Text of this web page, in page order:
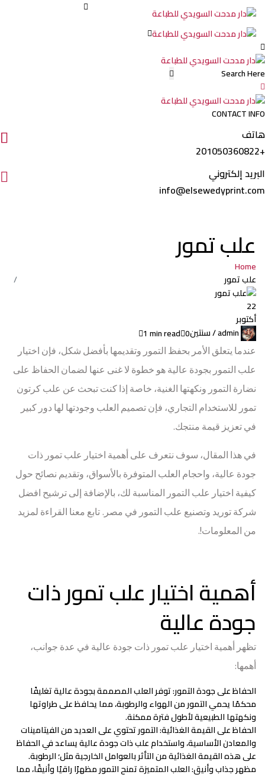
علب
تمور:
كيف
تختار
المناسب
لمشروعك
التجاري؟
CONTACT INFO
هاتف
+201050360822
البريد إلكتروني
info@elsewedyprint.com
علب تمور
Home
علب تمور
22
أكتوبر
سنتين0
1 min read
عندما يتعلق الأمر بحفظ التمور وتقديمها بأفضل شكل، فإن اختيار
علب التمور بجودة عالية هو خطوة لا غنى عنها لضمان الحفاظ على
نضارة التمور ونكهتها الغنية، خاصة إذا كنت تبحث عن علب كرتون
تمور للاستخدام التجاري، فإن تصميم العلب وجودتها لها دور كبير
في تعزيز قيمة منتجك.
في هذا المقال، سوف نتعرف على أهمية اختيار علب تمور ذات
جودة عالية، واحجام العلب المتوفرة بالأسواق، وتقديم نصائح حول
كيفية اختيار علب التمور المناسبة لك، بالإضافة إلى ترشيح افضل
شركة توريد وتصنيع علب التمور في مصر. تابع معنا القراءة لمزيد
من المعلومات!.
أهمية اختيار علب تمور ذات
جودة عالية
تظهر أهمية اختيار علب تمور ذات جودة عالية في عدة جوانب،
أهمها:
الحفاظ على جودة التمور: توفر العلب المصممة بجودة عالية تغليفًا
محكمًا يحمي التمور من الهواء والرطوبة، مما يحافظ على طراوتها
ونكهتها الطبيعية لأطول فترة ممكنة.
الحفاظ على القيمة الغذائية: التمور تحتوي على العديد من الفيتامينات
والمعادن الأساسية، واستخدام علب ذات جودة عالية يساعد في الحفاظ
على هذه القيمة الغذائية من التأثر بالعوامل الخارجية مثل؛ الرطوبة.
مظهر جذاب وأنيق: العلب المتميزة تمنح التمور مظهرًا راقيًا وأنيقًا، مما